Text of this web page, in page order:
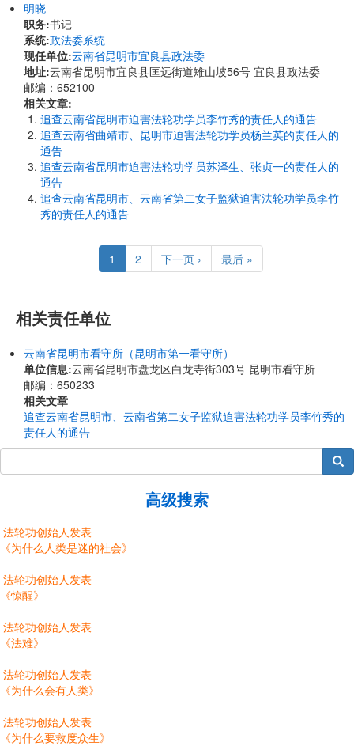
明晓
职务:书记
系统:政法委系统
现任单位:云南省昆明市宜良县政法委
地址:云南省昆明市宜良县匡远街道雉山坡56号 宜良县政法委
邮编：652100
相关文章:
追查云南省昆明市迫害法轮功学员李竹秀的责任人的通告
追查云南省曲靖市、昆明市迫害法轮功学员杨兰英的责任人的
通告
追查云南省昆明市迫害法轮功学员苏泽生、张贞一的责任人的
通告
追查云南省昆明市、云南省第二女子监狱迫害法轮功学员李竹
秀的责任人的通告
Current
page
1 Page
2
Next
page
下一页 ›
Last
page
最后 »
相关责任单位
云南省昆明市看守所（昆明市第一看守所）
单位信息:云南省昆明市盘龙区白龙寺街303号 昆明市看守所
邮编：650233
相关文章
追查云南省昆明市、云南省第二女子监狱迫害法轮功学员李竹秀的
责任人的通告
搜索
高级搜索
法轮功创始人发表
《为什么人类是迷的社会》
法轮功创始人发表
《惊醒》
法轮功创始人发表
《法难》
法轮功创始人发表
《为什么会有人类》
法轮功创始人发表
《为什么要救度众生》